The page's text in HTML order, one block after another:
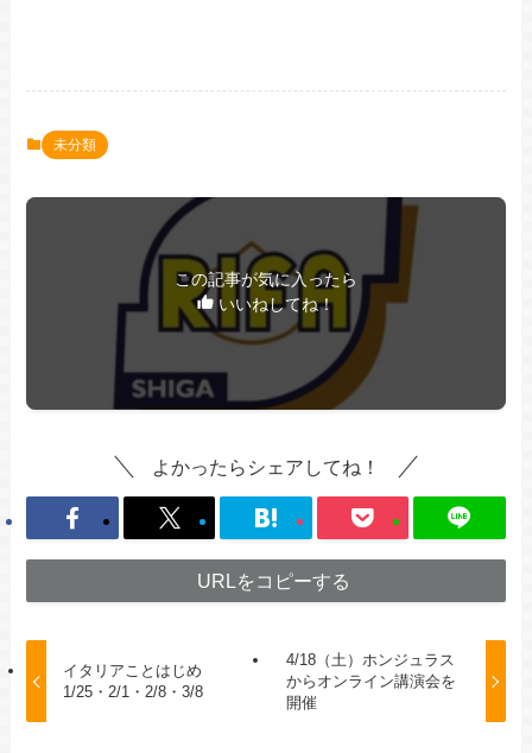
未分類
この記事が気に入ったら
いいねしてね！
よかったらシェアしてね！
URLをコピーする
イタリアことはじめ
1/25・2/1・2/8・3/8
4/18（土）ホンジュラス
からオンライン講演会を
開催